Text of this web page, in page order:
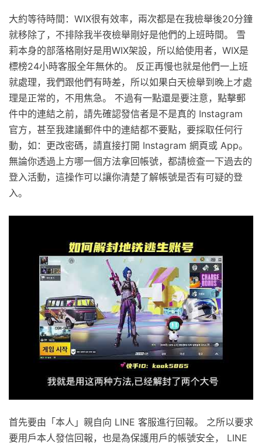
大約等待時間：WIX很有效率，兩次都是在我檢舉後20分鐘
就移除了，不排除我半夜檢舉剛好是他們的上班時間。 雪
莉本身的部落格剛好是用WIX架設，所以給使用者，WIX是
標榜24小時客服全年無休的。 反正再慢也就是他們一上班
就處理，我們跟他們有時差，所以如果白天檢舉到晚上才處
理是正常的，不用焦急。 不過有一點還是要注意，點擊郵
件中的連結之前，請先確認發信者是不是真的 Instagram
官方，甚至我建議郵件中的連結都不要點，要採取任何行
動，如：更改密碼，請直接打開 Instagram 網頁或 App。
無論你透過上方哪一個方法拿回帳號，都請檢查一下過去的
登入活動，這操作可以讓你清楚了解帳號是否有可疑的登
入。
首先要由「本人」親自向 LINE 客服進行回報。 之所以要求
要用戶本人發信回報，也是為保護用戶的帳號安全， LINE